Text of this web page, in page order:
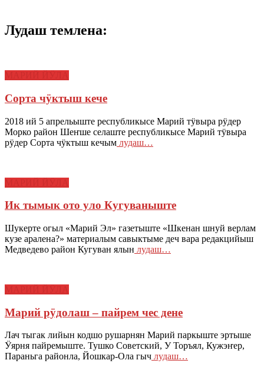
Лудаш темлена:
Сорта чӱктыш кече
2018 ий 5 апрельыште республикысе Марий тӱвыра рӱдер
Морко район Шеҥше селаште республикысе Марий тӱвыра
рӱдер Сорта чӱктыш кечым лудаш…
Ик тымык ото уло Кугуваныште
Шукерте огыл «Марий Эл» газетыште «Шкенан шнуй верлам
кузе аралена?» материалым савыктыме деч вара редакцийыш
Медведево район Кугуван ялын лудаш…
Марий рӱдолаш – пайрем чес дене
Лач тыгак лийын кодшо рушарнян Марий паркыште эртыше
Ӱярня пайремыште. Тушко Советский, У Торъял, Кужэҥер,
Параньга районла, Йошкар-Ола гыч лудаш…